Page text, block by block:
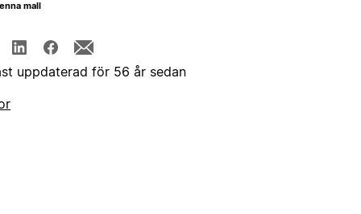
mall
uppdaterad för 56 år sedan